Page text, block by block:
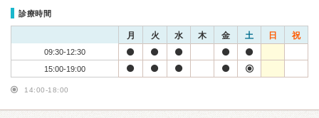
診療時間
月 火 水 木 金 土 日 祝
09:30-12:30
15:00-19:00
14:00-18:00